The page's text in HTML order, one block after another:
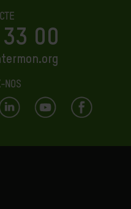
00
NOS